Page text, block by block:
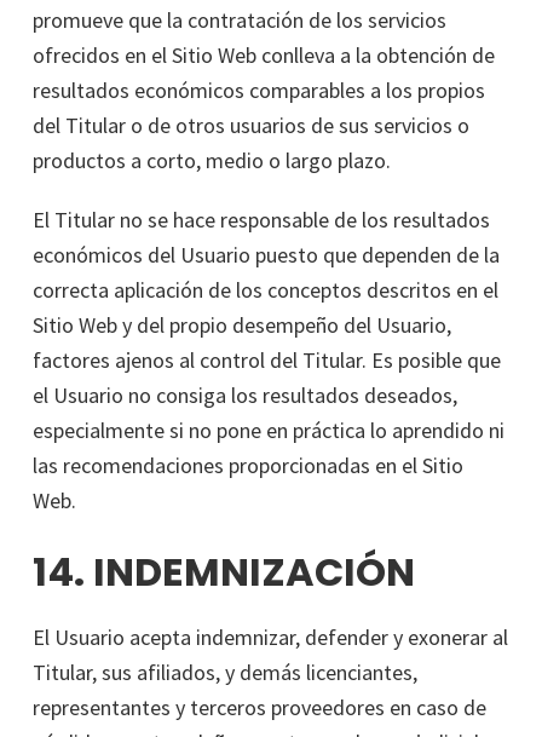
promueve que la contratación de los servicios
ofrecidos en el Sitio Web conlleva a la obtención de
resultados económicos comparables a los propios
del Titular o de otros usuarios de sus servicios o
productos a corto, medio o largo plazo.
El Titular no se hace responsable de los resultados
económicos del Usuario puesto que dependen de la
correcta aplicación de los conceptos descritos en el
Sitio Web y del propio desempeño del Usuario,
factores ajenos al control del Titular. Es posible que
el Usuario no consiga los resultados deseados,
especialmente si no pone en práctica lo aprendido ni
las recomendaciones proporcionadas en el Sitio
Web.
14. INDEMNIZACIÓN
El Usuario acepta indemnizar, defender y exonerar al
Titular, sus afiliados, y demás licenciantes,
representantes y terceros proveedores en caso de